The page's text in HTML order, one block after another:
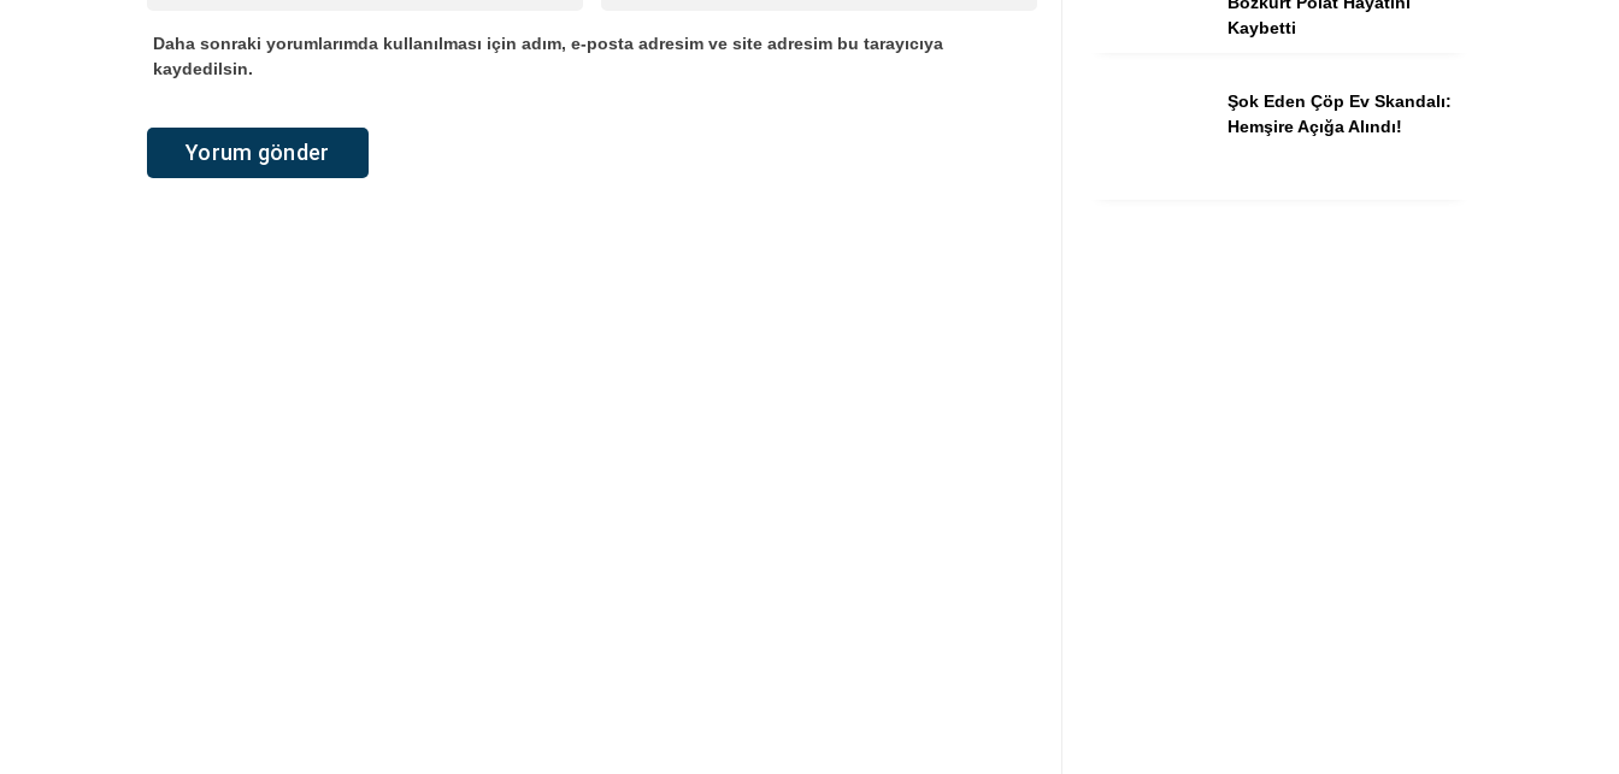
Daha sonraki yorumlarımda kullanılması için adım, e-posta adresim ve site adresim bu tarayıcıya
kaydedilsin.
Kaybetti
Şok Eden Çöp Ev Skandalı:
Hemşire Açığa Alındı!